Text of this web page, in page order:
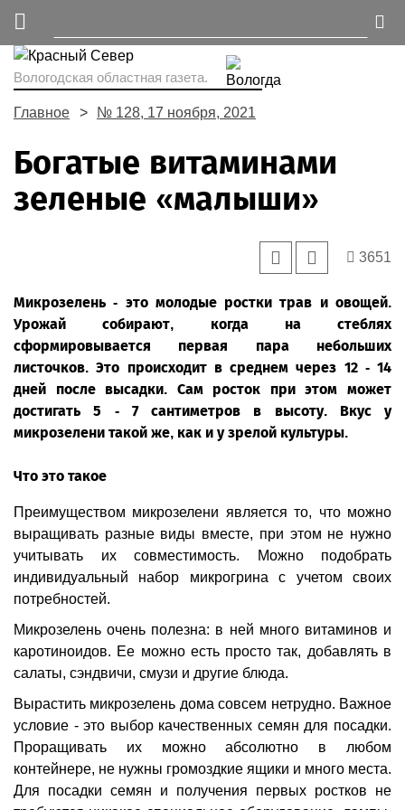
Вологодская областная газета.
Главное № 128, 17 ноября, 2021
Богатые витаминами
зеленые «малыши»
3651
Микрозелень - это молодые ростки трав и овощей.
Урожай собирают, когда на стеблях
сформировывается первая пара небольших
листочков. Это происходит в среднем через 12 - 14
дней после высадки. Сам росток при этом может
достигать 5 - 7 сантиметров в высоту. Вкус у
микрозелени такой же, как и у зрелой культуры.
Что это такое
Преимуществом микрозелени является то, что можно
выращивать разные виды вместе, при этом не нужно
учитывать их совместимость. Можно подобрать
индивидуальный набор микрогрина с учетом своих
потребностей.
Микрозелень очень полезна: в ней много витаминов и
каротиноидов. Ее можно есть просто так, добавлять в
салаты, сэндвичи, смузи и другие блюда.
Вырастить микрозелень дома совсем нетрудно. Важное
условие - это выбор качественных семян для посадки.
Проращивать их можно абсолютно в любом
контейнере, не нужны громоздкие ящики и много места.
Для посадки семян и получения первых ростков не